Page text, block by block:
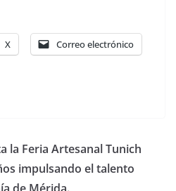
X Correo electrónico
la Feria Artesanal Tunich
impulsando el talento